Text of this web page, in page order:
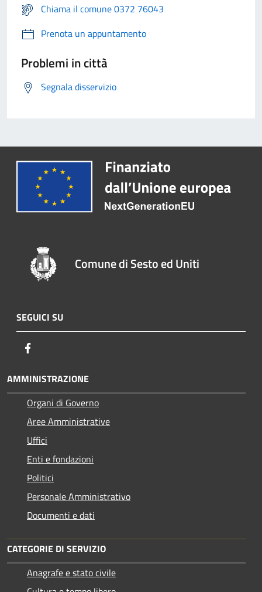
Chiama il comune 0372 76043
Prenota un appuntamento
Problemi in città
Segnala disservizio
Comune di Sesto ed Uniti
SEGUICI SU
AMMINISTRAZIONE
Organi di Governo
Aree Amministrative
Uffici
Enti e fondazioni
Politici
Personale Amministrativo
Documenti e dati
CATEGORIE DI SERVIZIO
Anagrafe e stato civile